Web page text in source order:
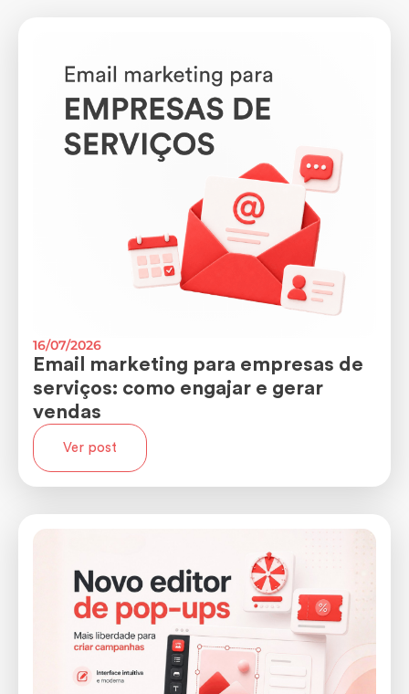
16/07/2026
Email marketing para empresas de
serviços: como engajar e gerar
vendas
Ver post